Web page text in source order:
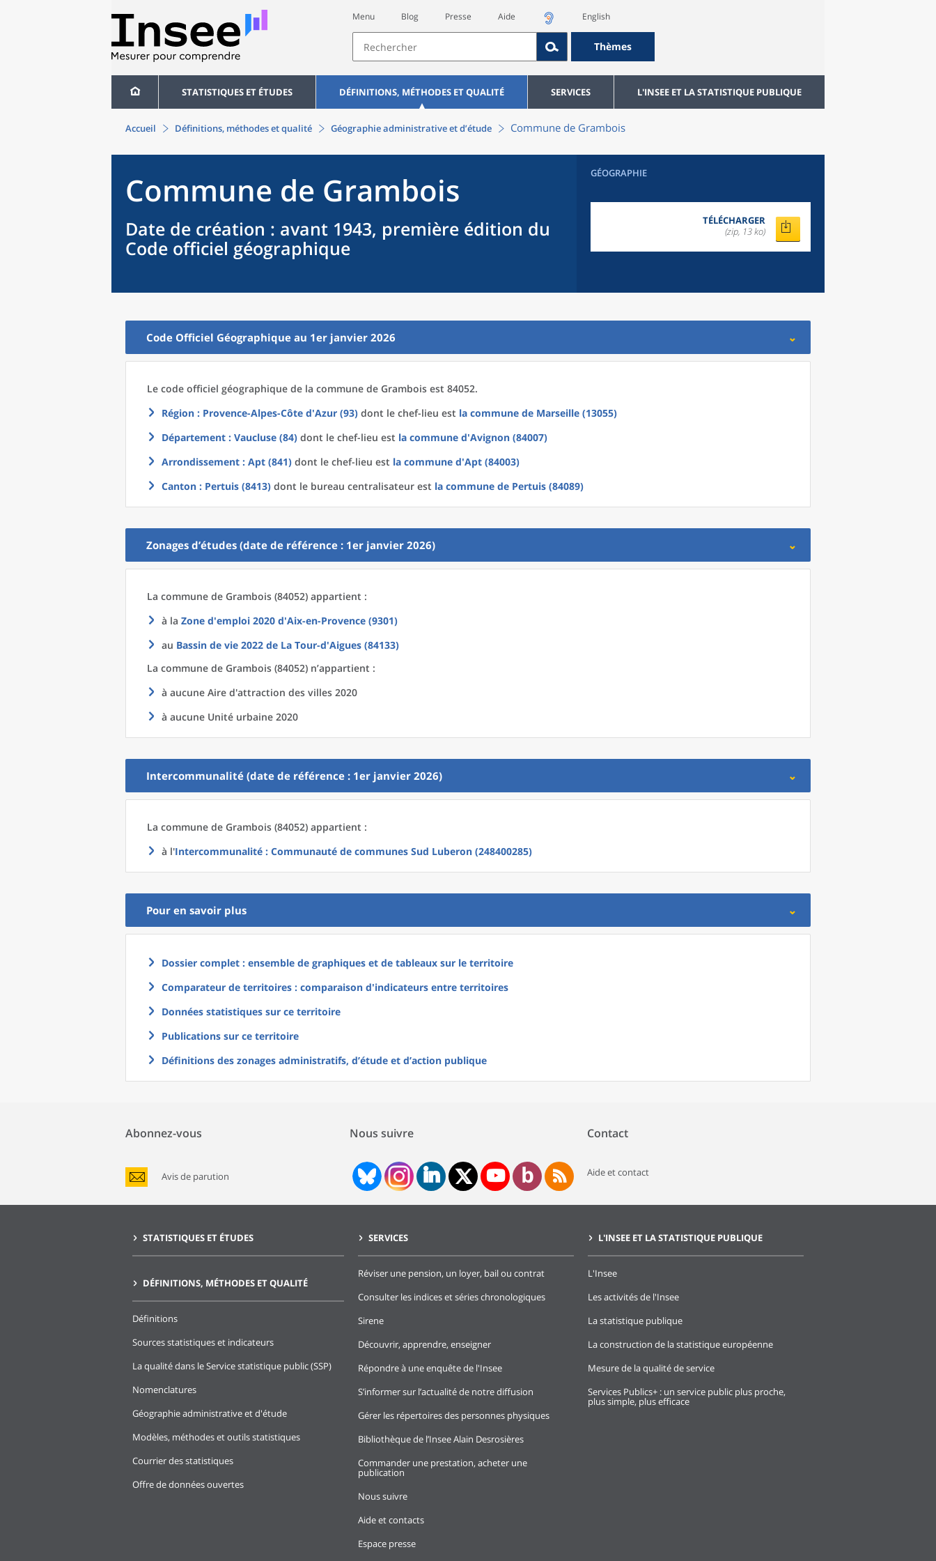
Menu Blog Presse Aide English
Thèmes
STATISTIQUES ET ÉTUDES DÉFINITIONS, MÉTHODES ET QUALITÉ SERVICES L'INSEE ET LA STATISTIQUE PUBLIQUE
Accueil Définitions, méthodes et qualité Géographie administrative et d’étude Commune de Grambois
Commune de Grambois
Date de création : avant 1943, première édition du
Code officiel géographique
GÉOGRAPHIE
TÉLÉCHARGER
(zip, 13 ko)
Code Officiel Géographique au 1er janvier 2026
Le code officiel géographique de la commune de Grambois est 84052.
Région : Provence-Alpes-Côte d'Azur (93) dont le chef-lieu est la commune de Marseille (13055)
Département : Vaucluse (84) dont le chef-lieu est la commune d'Avignon (84007)
Arrondissement : Apt (841) dont le chef-lieu est la commune d'Apt (84003)
Canton : Pertuis (8413) dont le bureau centralisateur est la commune de Pertuis (84089)
Zonages d’études (date de référence : 1er janvier 2026)
La commune de Grambois (84052) appartient :
à la Zone d'emploi 2020 d'Aix-en-Provence (9301)
au Bassin de vie 2022 de La Tour-d'Aigues (84133)
La commune de Grambois (84052) n’appartient :
à aucune Aire d'attraction des villes 2020
à aucune Unité urbaine 2020
Intercommunalité (date de référence : 1er janvier 2026)
La commune de Grambois (84052) appartient :
à l'Intercommunalité : Communauté de communes Sud Luberon (248400285)
Pour en savoir plus
Dossier complet : ensemble de graphiques et de tableaux sur le territoire
Comparateur de territoires : comparaison d'indicateurs entre territoires
Données statistiques sur ce territoire
Publications sur ce territoire
Définitions des zonages administratifs, d’étude et d’action publique
Abonnez-vous
Avis de parution
Nous suivre Contact
Aide et contact
STATISTIQUES ET ÉTUDES
DÉFINITIONS, MÉTHODES ET QUALITÉ
Définitions
Sources statistiques et indicateurs
La qualité dans le Service statistique public (SSP)
Nomenclatures
Géographie administrative et d'étude
Modèles, méthodes et outils statistiques
Courrier des statistiques
Offre de données ouvertes
SERVICES
Réviser une pension, un loyer, bail ou contrat
Consulter les indices et séries chronologiques
Sirene
Découvrir, apprendre, enseigner
Répondre à une enquête de l'Insee
S’informer sur l’actualité de notre diffusion
Gérer les répertoires des personnes physiques
Bibliothèque de l’Insee Alain Desrosières
Commander une prestation, acheter une
publication
Nous suivre
Aide et contacts
Espace presse
L'INSEE ET LA STATISTIQUE PUBLIQUE
L'Insee
Les activités de l'Insee
La statistique publique
La construction de la statistique européenne
Mesure de la qualité de service
Services Publics+ : un service public plus proche,
plus simple, plus efficace